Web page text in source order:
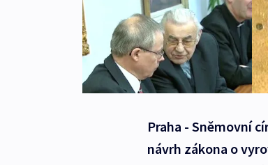
Praha - Sněmovní
návrh zákona o